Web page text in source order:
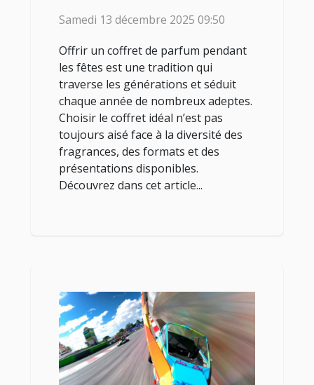
Samedi 13 décembre 2025 09:50
Offrir un coffret de parfum pendant
les fêtes est une tradition qui
traverse les générations et séduit
chaque année de nombreux adeptes.
Choisir le coffret idéal n’est pas
toujours aisé face à la diversité des
fragrances, des formats et des
présentations disponibles.
Découvrez dans cet article...